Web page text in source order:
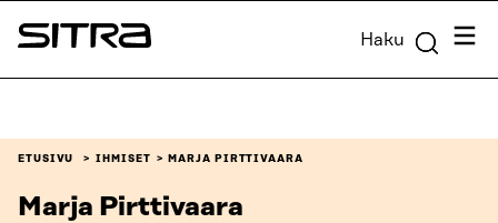
Siirry
suoraan
Sitra Haku
ETUSIVU IHMISET MARJA PIRTTIVAARA
Marja Pirttivaara